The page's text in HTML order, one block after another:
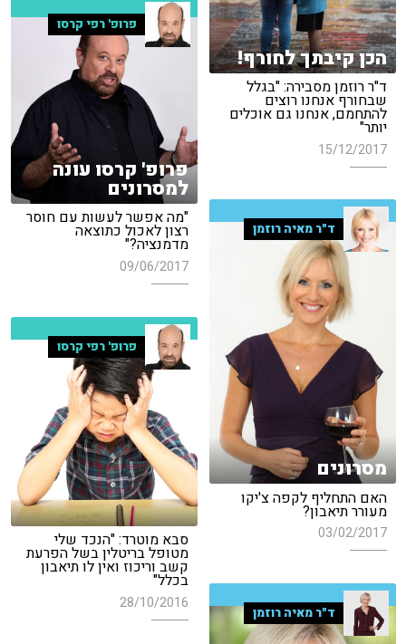
הכן קיבתך לחורף!
ד"ר רוזמן מסבירה: "בגלל
שבחורף אנחנו רוצים
להתחמם, אנחנו גם אוכלים
יותר"
15/12/2017
פרופ' רפי קרסו
פרופ' קרסו עונה
למסרונים
"מה אפשר לעשות עם חוסר
רצון לאכול כתוצאה
מדמנציה?"
09/06/2017
ד"ר מאיה רוזמן
מסרונים
האם התחליף לקפה צ'יקו
מעורר תיאבון?
03/02/2017
פרופ' רפי קרסו
סבא מוטרד: "הנכד שלי
מטופל בריטלין בשל הפרעת
קשב וריכוז ואין לו תיאבון
בכלל"
28/10/2016
ד"ר מאיה רוזמן